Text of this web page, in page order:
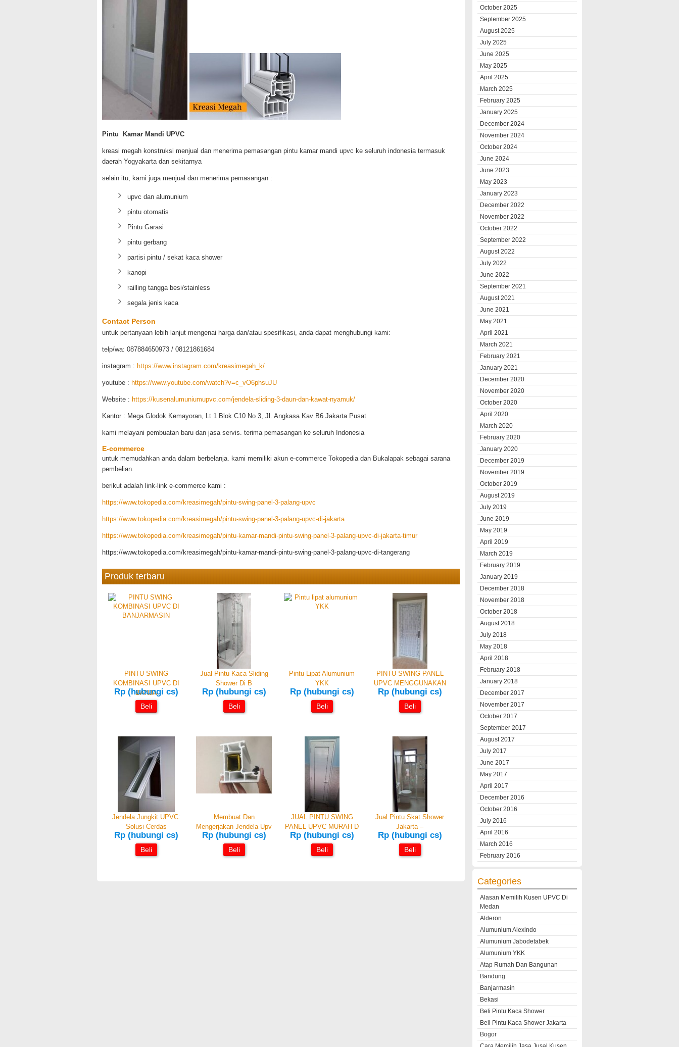
Pintu Kamar Mandi UPVC
kreasi megah konstruksi menjual dan menerima pemasangan pintu kamar mandi upvc ke seluruh indonesia termasuk
daerah Yogyakarta dan sekitarnya
selain itu, kami juga menjual dan menerima pemasangan :
upvc dan alumunium
pintu otomatis
Pintu Garasi
pintu gerbang
partisi pintu / sekat kaca shower
kanopi
railling tangga besi/stainless
segala jenis kaca
Contact Person
untuk pertanyaan lebih lanjut mengenai harga dan/atau spesifikasi, anda dapat menghubungi kami:
telp/wa: 087884650973 / 08121861684
instagram : https://www.instagram.com/kreasimegah_k/
youtube : https://www.youtube.com/watch?v=c_vO6phsuJU
Website : https://kusenalumuniumupvc.com/jendela-sliding-3-daun-dan-kawat-nyamuk/
Kantor : Mega Glodok Kemayoran, Lt 1 Blok C10 No 3, Jl. Angkasa Kav B6 Jakarta Pusat
kami melayani pembuatan baru dan jasa servis. terima pemasangan ke seluruh Indonesia
E-commerce
untuk memudahkan anda dalam berbelanja. kami memiliki akun e-commerce Tokopedia dan Bukalapak sebagai sarana
pembelian.
berikut adalah link-link e-commerce kami :
https://www.tokopedia.com/kreasimegah/pintu-swing-panel-3-palang-upvc
https://www.tokopedia.com/kreasimegah/pintu-swing-panel-3-palang-upvc-di-jakarta
https://www.tokopedia.com/kreasimegah/pintu-kamar-mandi-pintu-swing-panel-3-palang-upvc-di-jakarta-timur
https://www.tokopedia.com/kreasimegah/pintu-kamar-mandi-pintu-swing-panel-3-palang-upvc-di-tangerang
Produk terbaru
PINTU SWING
KOMBINASI UPVC DI
BANJA
Rp (hubungi cs)
Beli
Jual Pintu Kaca Sliding
Shower Di B
Rp (hubungi cs)
Beli
Pintu Lipat Alumunium
YKK
Rp (hubungi cs)
Beli
PINTU SWING PANEL
UPVC MENGGUNAKAN
Rp (hubungi cs)
Beli
Jendela Jungkit UPVC:
Solusi Cerdas
Rp (hubungi cs)
Beli
Membuat Dan
Mengerjakan Jendela Upv
Rp (hubungi cs)
Beli
JUAL PINTU SWING
PANEL UPVC MURAH D
Rp (hubungi cs)
Beli
Jual Pintu Skat Shower
Jakarta –
Rp (hubungi cs)
Beli
October 2025
September 2025
August 2025
July 2025
June 2025
May 2025
April 2025
March 2025
February 2025
January 2025
December 2024
November 2024
October 2024
June 2024
June 2023
May 2023
January 2023
December 2022
November 2022
October 2022
September 2022
August 2022
July 2022
June 2022
September 2021
August 2021
June 2021
May 2021
April 2021
March 2021
February 2021
January 2021
December 2020
November 2020
October 2020
April 2020
March 2020
February 2020
January 2020
December 2019
November 2019
October 2019
August 2019
July 2019
June 2019
May 2019
April 2019
March 2019
February 2019
January 2019
December 2018
November 2018
October 2018
August 2018
July 2018
May 2018
April 2018
February 2018
January 2018
December 2017
November 2017
October 2017
September 2017
August 2017
July 2017
June 2017
May 2017
April 2017
December 2016
October 2016
July 2016
April 2016
March 2016
February 2016
Categories
Alasan Memilih Kusen UPVC Di
Medan
Alderon
Alumunium Alexindo
Alumunium Jabodetabek
Alumunium YKK
Atap Rumah Dan Bangunan
Bandung
Banjarmasin
Bekasi
Beli Pintu Kaca Shower
Beli Pintu Kaca Shower Jakarta
Bogor